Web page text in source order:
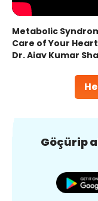
Metabolic
Care of Your
Dr. Ajay Kumar
Göçürip